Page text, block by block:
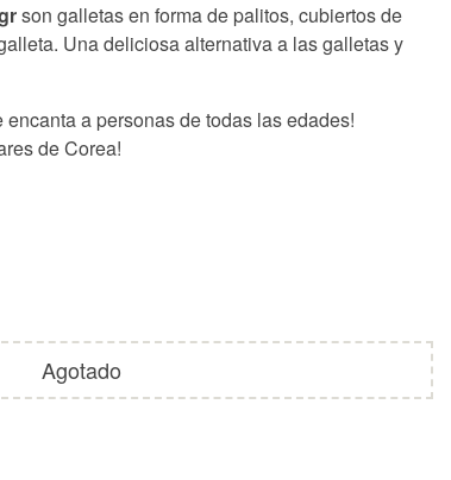
son galletas en forma de palitos, cubiertos de
Una deliciosa alternativa a las galletas y
a personas de todas las edades!
de Corea!
Agotado